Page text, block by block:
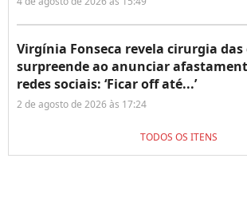
Virgínia Fonseca revela cirurgia
surpreende ao anunciar
redes sociais: ‘Ficar off até...’
2 de agosto de 2026 às 17:24
TODOS OS ITENS